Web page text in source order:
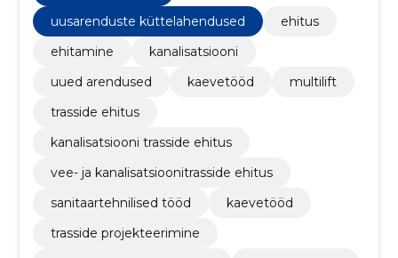
uusarenduste küttelahendused
ehitus
ehitamine
kanalisatsiooni
uued arendused
kaevetööd
multilift
trasside ehitus
kanalisatsiooni trasside ehitus
vee- ja kanalisatsioonitrasside ehitus
sanitaartehnilised tööd
kaevetööd
trasside projekteerimine